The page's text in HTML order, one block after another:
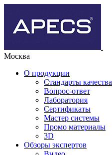
Москва
О продукции
Стандарты качества
Вопрос-ответ
Лаборатория
Сертификаты
Мастер системы
Промо материалы
3D
Обзоры экспертов